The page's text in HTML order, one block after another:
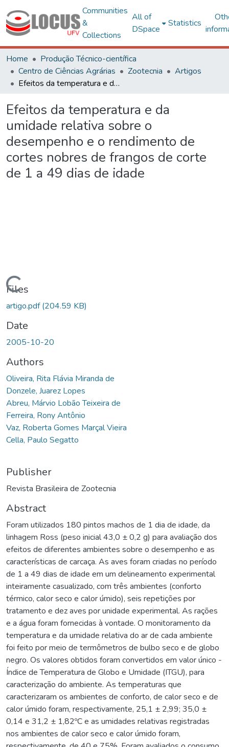
Communities
&
Collections
All of
DSpace
Statistics
Home
Produção Técnico-científica
Centro de Ciências Agrárias
Zootecnia
Artigos
Efeitos da temperatura e da umidade relativa sobre o desempenho e o rendimento de cortes nobres de frangos de corte de 1 a 49 dias de idade
Efeitos da temperatura e da
umidade relativa sobre o
desempenho e o rendimento de
cortes nobres de frangos de corte
de 1 a 49 dias de idade
Files
artigo.pdf(204.59 KB)
Date
2005-10-20
Authors
Oliveira, Rita Flávia Miranda de
Donzele, Juarez Lopes
Abreu, Márvio Lobão Teixeira de
Ferreira, Rony Antônio
Vaz, Roberta Gomes Marçal Vieira
Cella, Paulo Segatto
Publisher
Revista Brasileira de Zootecnia
Abstract
Foram utilizados 180 pintos machos de 1 dia de idade, da
linhagem Ross (peso inicial 43,0 ± 0,2 g) para avaliação dos
efeitos de diferentes ambientes sobre o desempenho e as
características de carcaça. As aves foram criadas no período
de 1 a 49 dias de idade em um delineamento experimental
inteiramente casualizado, com três ambientes (conforto
térmico, calor seco e calor úmido), seis repetições por
tratamento e dez aves por unidade experimental. As rações
e a água foram fornecidas à vontade. O monitoramento da
temperatura e da umidade relativa do ar de cada ambiente
foi feito por meio de termômetros de bulbo seco e de globo
negro. Os valores obtidos foram convertidos em valor único -
Índice de Temperatura de Globo e Umidade (ITGU), para
caracterização do ambiente. As temperaturas que
caracterizaram os ambientes de conforto, de calor seco e de
calor úmido foram, respectivamente, 25,1 ± 2,99; 35,0 ±
0,14 e 31,2 ± 1,82ºC e as umidades relativas registradas
nos ambientes de calor seco e calor úmido foram,